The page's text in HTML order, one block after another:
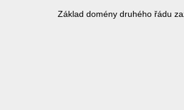
Základ domény druhého řádu